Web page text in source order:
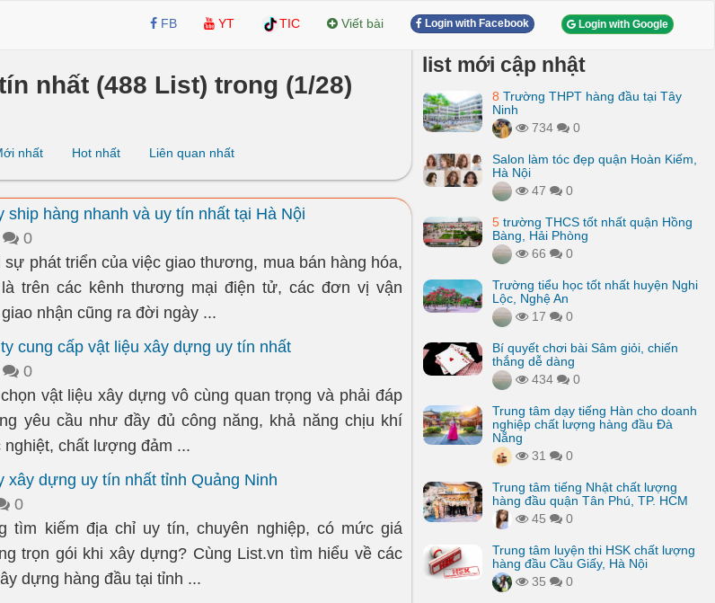
FB YT TIC Viết bài Login with Facebook Login with Google
nhất (488 List) trong (1/28)
nhất Hot nhất Liên quan nhất
ship hàng nhanh và uy tín nhất tại Hà Nội
0
sự phát triển của việc giao thương, mua bán hàng hóa,
trên các kênh thương mại điện tử, các đơn vị vận
nhận cũng ra đời ngày ...
cung cấp vật liệu xây dựng uy tín nhất
0
vật liệu xây dựng vô cùng quan trọng và phải đáp
yêu cầu như đầy đủ công năng, khả năng chịu khí
nghiệt, chất lượng đảm ...
xây dựng uy tín nhất tỉnh Quảng Ninh
0
tìm kiếm địa chỉ uy tín, chuyên nghiệp, có mức giá
trọn gói khi xây dựng? Cùng List.vn tìm hiểu về các
dựng hàng đầu tại tỉnh ...
list mới cập nhật
8 Trường THPT hàng đầu tại Tây
Ninh
734
0
Salon làm tóc đẹp quận Hoàn Kiếm,
Hà Nội
47
0
5 trường THCS tốt nhất quận Hồng
Bàng, Hải Phòng
66
0
Trường tiểu học tốt nhất huyện Nghi
Lộc, Nghệ An
17
0
Bí quyết chơi bài Sâm giỏi, chiến
thắng dễ dàng
434
0
Trung tâm dạy tiếng Hàn cho doanh
nghiệp chất lượng hàng đầu Đà
Nẵng
31
0
Trung tâm tiếng Nhật chất lượng
hàng đầu quận Tân Phú, TP. HCM
45
0
Trung tâm luyện thi HSK chất lượng
hàng đầu Cầu Giấy, Hà Nội
35
0